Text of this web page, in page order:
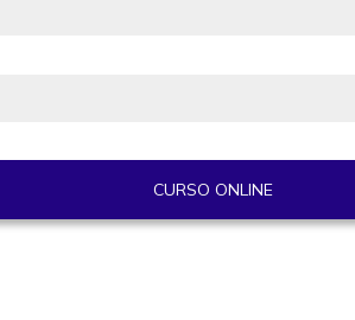
CURSO ONLINE